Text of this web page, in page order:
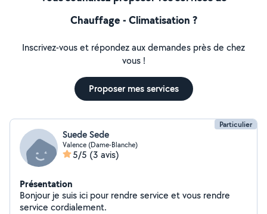
Chauffage - Climatisation ?
Inscrivez-vous et répondez aux demandes près de chez
vous !
Proposer mes services
Particulier
Suede Sede
Valence (Dame-Blanche)
5/5 (3 avis)
Présentation
Bonjour je suis ici pour rendre service et vous rendre
service cordialement.